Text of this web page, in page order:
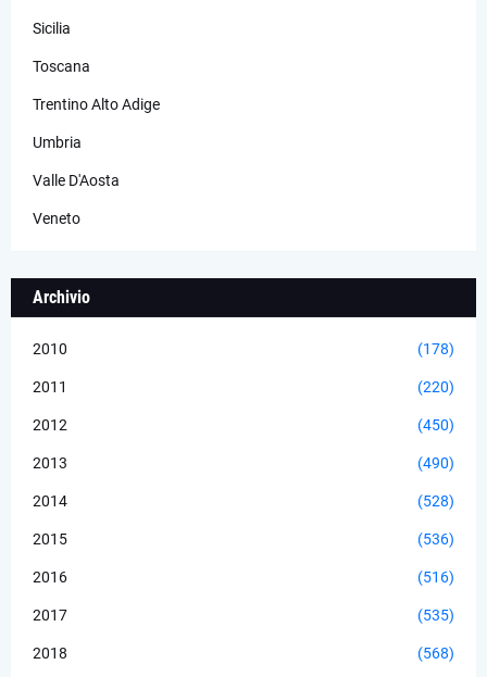
Sicilia
Toscana
Trentino Alto Adige
Umbria
Valle D'Aosta
Veneto
Archivio
2010 (178)
2011 (220)
2012 (450)
2013 (490)
2014 (528)
2015 (536)
2016 (516)
2017 (535)
2018 (568)